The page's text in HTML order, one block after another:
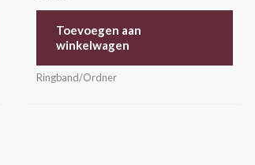
Toevoegen aan
winkelwagen
Ringband/Ordner